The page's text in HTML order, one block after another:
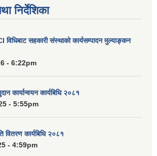
निर्देशिका
सहकारी संस्थाको कार्यसम्पादन मुल्याङ्कन
- 6:22pm
कार्यान्वयन कार्यबिधि २०८१
- 5:55pm
वितरण कार्यबिधि २०८१
- 4:59pm